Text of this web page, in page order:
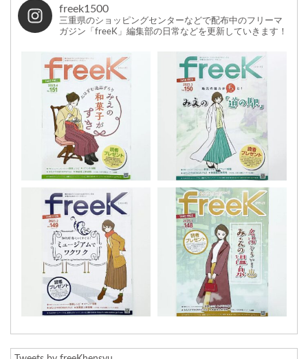
freek1500
三重県のショッピングセンターなどで配布中のフリーマ
ガジン「freeK」編集部の日常などを更新していきます！